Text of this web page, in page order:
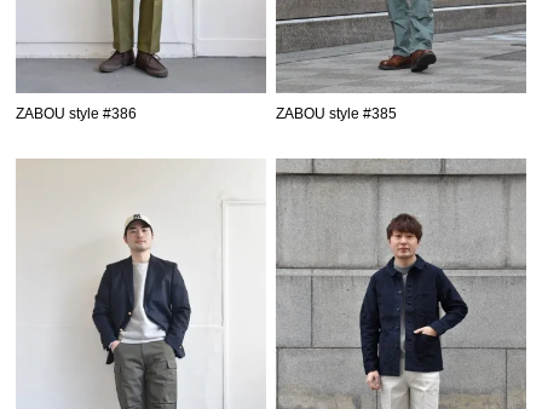
ZABOU style #386 ZABOU style #385